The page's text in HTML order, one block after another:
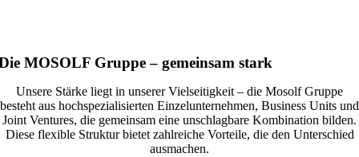
MOSOLF Gruppe – gemeinsam stark
Unsere Stärke liegt in unserer Vielseitigkeit – die Mosolf Gruppe
besteht aus hochspezialisierten Einzelunternehmen, Business Units und
Joint Ventures, die gemeinsam eine unschlagbare Kombination bilden.
Diese flexible Struktur bietet zahlreiche Vorteile, die den Unterschied
ausmachen.